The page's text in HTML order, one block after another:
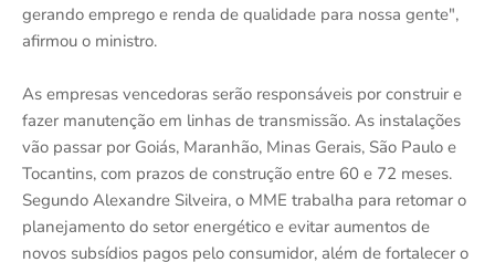
gerando emprego e renda de qualidade para nossa gente",
afirmou o ministro.
As empresas vencedoras serão responsáveis por construir e
fazer manutenção em linhas de transmissão. As instalações
vão passar por Goiás, Maranhão, Minas Gerais, São Paulo e
Tocantins, com prazos de construção entre 60 e 72 meses.
Segundo Alexandre Silveira, o MME trabalha para retomar o
planejamento do setor energético e evitar aumentos de
novos subsídios pagos pelo consumidor, além de fortalecer o